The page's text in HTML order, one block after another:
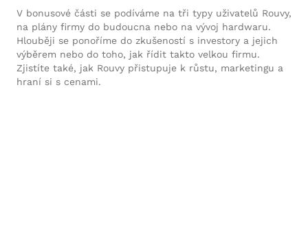
V bonusové části se podíváme na tři typy uživatelů Rouvy,
na plány firmy do budoucna nebo na vývoj hardwaru.
Hlouběji se ponoříme do zkušeností s investory a jejich
výběrem nebo do toho, jak řídit takto velkou firmu.
Zjistíte také, jak Rouvy přistupuje k růstu, marketingu a
hraní si s cenami.